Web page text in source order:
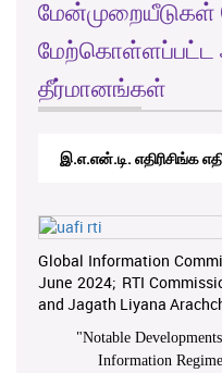
மேன்முறையீடுகள்
தீர்மானங்கள்
இ.எ.என்.டி. எதிரிசிங்க
Global Information
June 2024; RTI
and Jagath Liyana
"Notable
Information